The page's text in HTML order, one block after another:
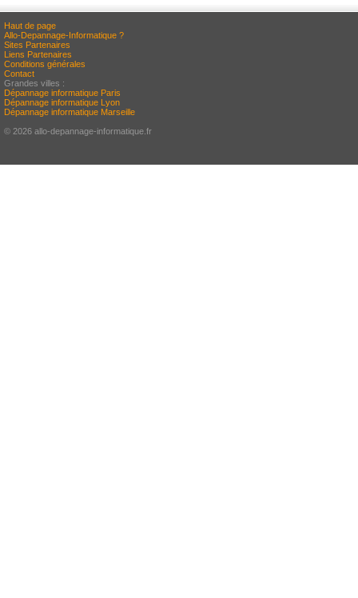
Haut de page
Allo-Depannage-Informatique ?
Sites Partenaires
Liens Partenaires
Conditions générales
Contact
Grandes villes :
Dépannage informatique Paris
Dépannage informatique Lyon
Dépannage informatique Marseille
© 2026 allo-depannage-informatique.fr